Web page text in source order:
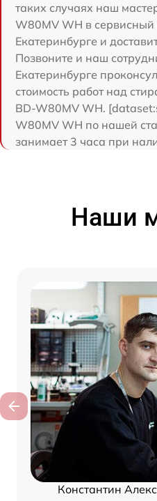
таких случаях наш
W80MV WH в сервисный
Екатеринбурге и
Позвоните и наш
Екатеринбурге
стоимость работ над
BD-W80MV WH.
W80MV WH по нашей
занимает 3 часа при
Наши
Константин